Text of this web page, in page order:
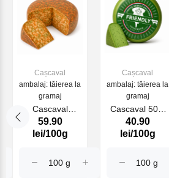
Cașcaval
ambalaj: tăierea la
gramaj
Cascaval
Ruscello Life
59.90
lei/100g
Cașcaval
ambalaj: tăierea la
gramaj
Cascaval 50%
Cow Green
Pesto Farm
40.90
lei/100g